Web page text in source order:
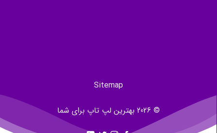
Sitemap
© 2026 بهترین لپ تاپ برای شما